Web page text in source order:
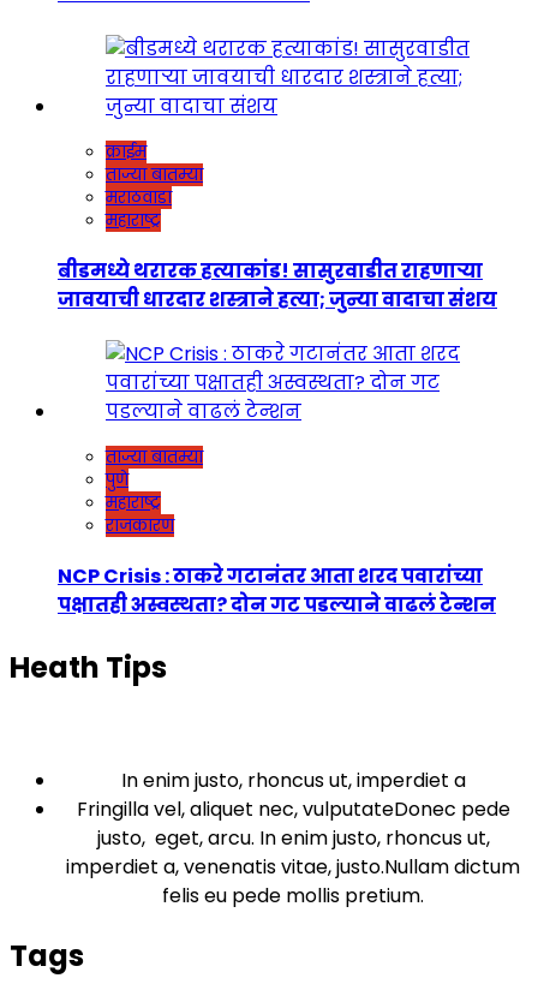
क्राईम
ताज्या बातम्या
मराठवाडा
महाराष्ट्र
बीडमध्ये थरारक हत्याकांड! सासुरवाडीत राहणाऱ्या
जावयाची धारदार शस्त्राने हत्या; जुन्या वादाचा संशय
ताज्या बातम्या
पुणे
महाराष्ट्र
राजकारण
NCP Crisis : ठाकरे गटानंतर आता शरद पवारांच्या
पक्षातही अस्वस्थता? दोन गट पडल्याने वाढलं टेन्शन
Heath Tips
In enim justo, rhoncus ut, imperdiet a
Fringilla vel, aliquet nec, vulputateDonec pede
justo, eget, arcu. In enim justo, rhoncus ut,
imperdiet a, venenatis vitae, justo.Nullam dictum
felis eu pede mollis pretium.
Tags